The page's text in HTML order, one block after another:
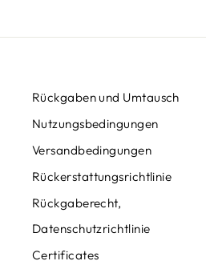
Rückgaben und Umtausch
Nutzungsbedingungen
Versandbedingungen
Rückerstattungsrichtlinie
Rückgaberecht,
Datenschutzrichtlinie
Certificates